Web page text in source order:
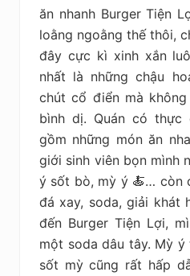
ăn nhanh Burger Tiện
loằng ngoằng thế thôi,
đây cực kì xinh xắn
nhất là những chậu
chút cổ điển mà
bình dị. Quán có thực
gồm những món ăn
giới sinh viên bọn mình
ý sốt bò, mỳ ý 🍝… còn
đá xay, soda, giải khát
đến Burger Tiện Lợi,
một soda dâu tây. Mỳ
sốt mỳ cũng rất hấp